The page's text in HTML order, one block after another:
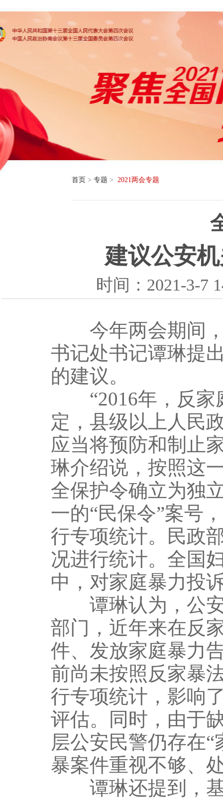
首页 >专题 >2021两会专题
建议公安
时间：2021-3-
今年两会期间，
书记处书记谭琳提
的建议。
“2016年，反家
定，县级以上人民
应当将预防和制止
琳介绍说，按照这
全保护令确立为独
一的“民保令”案号
行专项统计。民政
况进行统计。全国
中，对家庭暴力投
谭琳认为，公安
部门，近年来在反
件、发放家庭暴力
前尚未按照反家暴
行专项统计，影响
评估。同时，由于
层公安民警仍存在
暴案件重视不够、
谭琳还提到，基